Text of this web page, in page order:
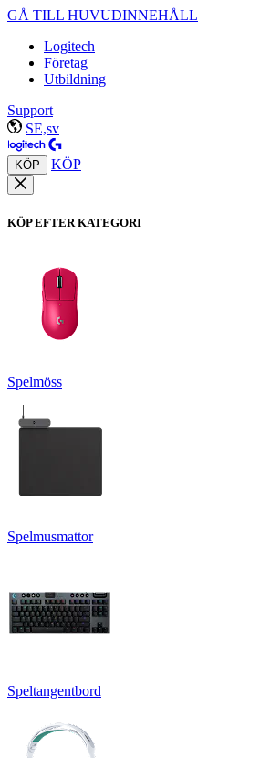
GÅ TILL HUVUDINNEHÅLL
Logitech
Företag
Utbildning
Support
SE,sv
KÖP KÖP
KÖP EFTER KATEGORI
Spelmöss
Spelmusmattor
Speltangentbord